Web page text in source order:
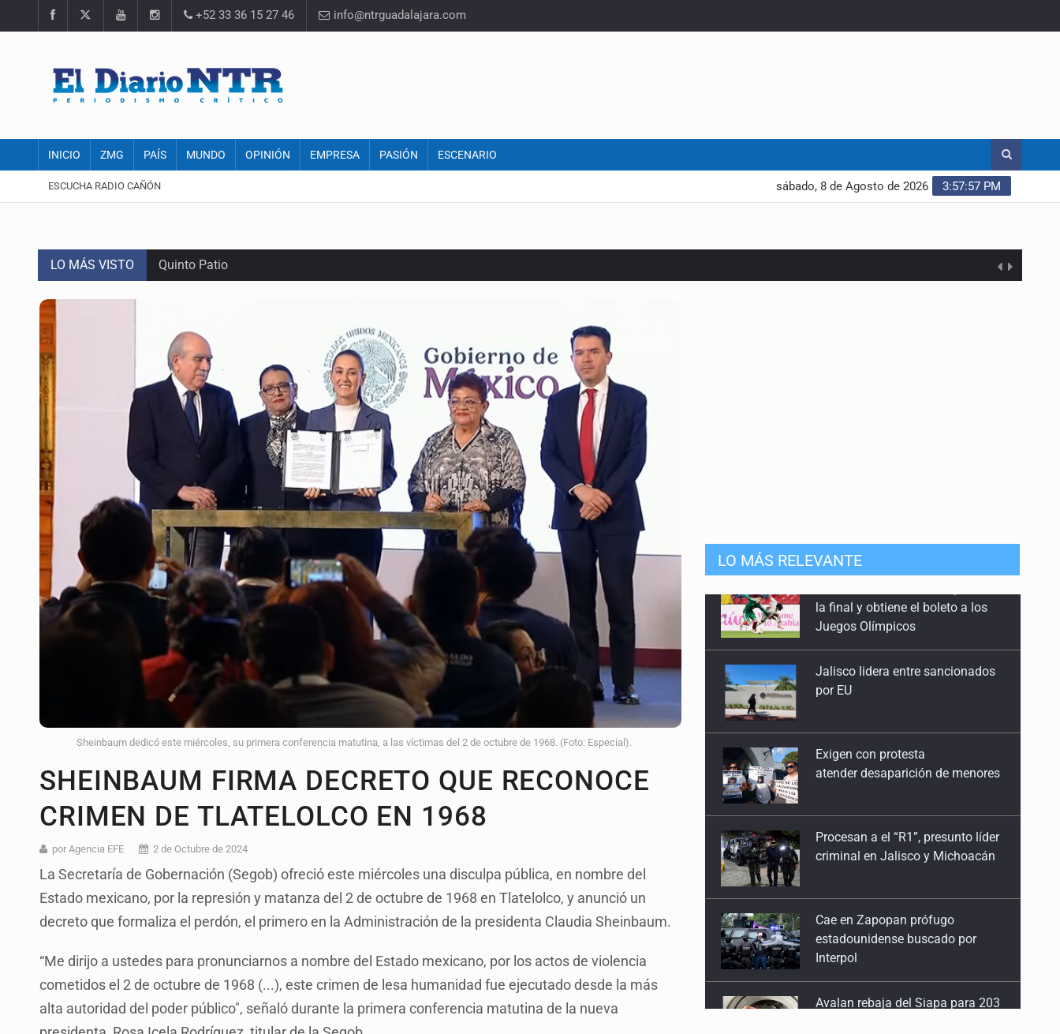
+52 33 36 15 27 46 info@ntrguadalajara.com
INICIO ZMG PAÍS MUNDO OPINIÓN EMPRESA PASIÓN ESCENARIO
ESCUCHA RADIO CAÑÓN 3:57:58 PM
sábado, 8 de Agosto de 2026
LO MÁS VISTO Quinto Patio
Avalan rebaja del Siapa para 203 colonias
Realizan primera boda de personas sordas en Zapopan
Entrega apoyos a afectados por lluvias en Oblatos
Accidentes resaltan en causas de muerte
Llaman a mantener legado de Alcalde
Concierto patrio costará 32.9 mdp
Instalan señalética en el Ávila Camacho
México vence a Canadá, pasa a la final y obtiene el boleto a los Juegos Olímpicos
Sheinbaum dedicó este miércoles, su primera conferencia matutina, a las víctimas del 2 de octubre de 1968. (Foto: Especial).
SHEINBAUM FIRMA DECRETO QUE RECONOCE
CRIMEN DE TLATELOLCO EN 1968
por Agencia EFE 2 de Octubre de 2024
La Secretaría de Gobernación (Segob) ofreció este miércoles una disculpa pública, en nombre del
Estado mexicano, por la represión y matanza del 2 de octubre de 1968 en Tlatelolco, y anunció un
decreto que formaliza el perdón, el primero en la Administración de la presidenta Claudia Sheinbaum.
“Me dirijo a ustedes para pronunciarnos a nombre del Estado mexicano, por los actos de violencia
cometidos el 2 de octubre de 1968 (...), este crimen de lesa humanidad fue ejecutado desde la más
alta autoridad del poder público", señaló durante la primera conferencia matutina de la nueva
LO MÁS RELEVANTE
Jalisco lidera entre sancionados
por EU
Exigen con protesta
Procesan a el “R1”, presunto líder
Cae en Zapopan prófugo
Interpol
Avalan rebaja del Siapa para 203
colonias